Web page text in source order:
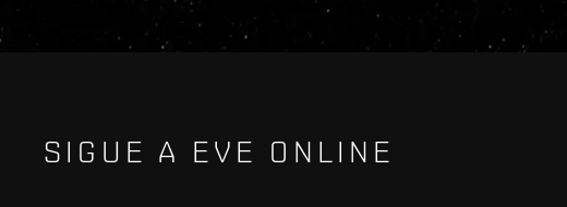
SIGUE A EVE ONLINE